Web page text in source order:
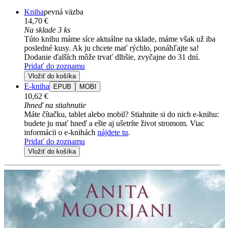
Knihapevná väzba
14,70 €
Na sklade 3 ks
Túto knihu máme síce aktuálne na sklade, máme však už iba
posledné kusy. Ak ju chcete mať rýchlo, ponáhľajte sa!
Dodanie ďalších môže trvať dlhšie, zvyčajne do 31 dní.
Pridať do zoznamu
Vložiť do košíka
E-kniha EPUB MOBI
10,62 €
Ihneď na stiahnutie
Máte čítačku, tablet alebo mobil? Stiahnite si do nich e-knihu:
budete ju mať hneď a ešte aj ušetríte život stromom. Viac
informácii o e-knihách nájdete tu.
Pridať do zoznamu
Vložiť do košíka